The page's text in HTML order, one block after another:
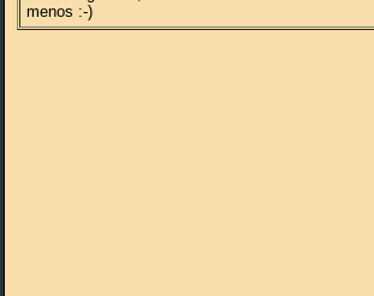
menos :-)